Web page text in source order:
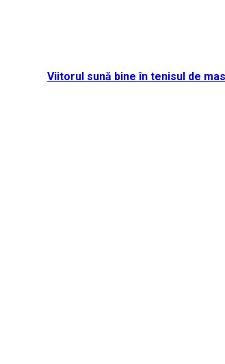
Viitorul sună bine în tenisul de